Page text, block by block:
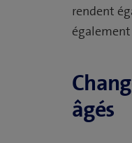
rendent
âgés